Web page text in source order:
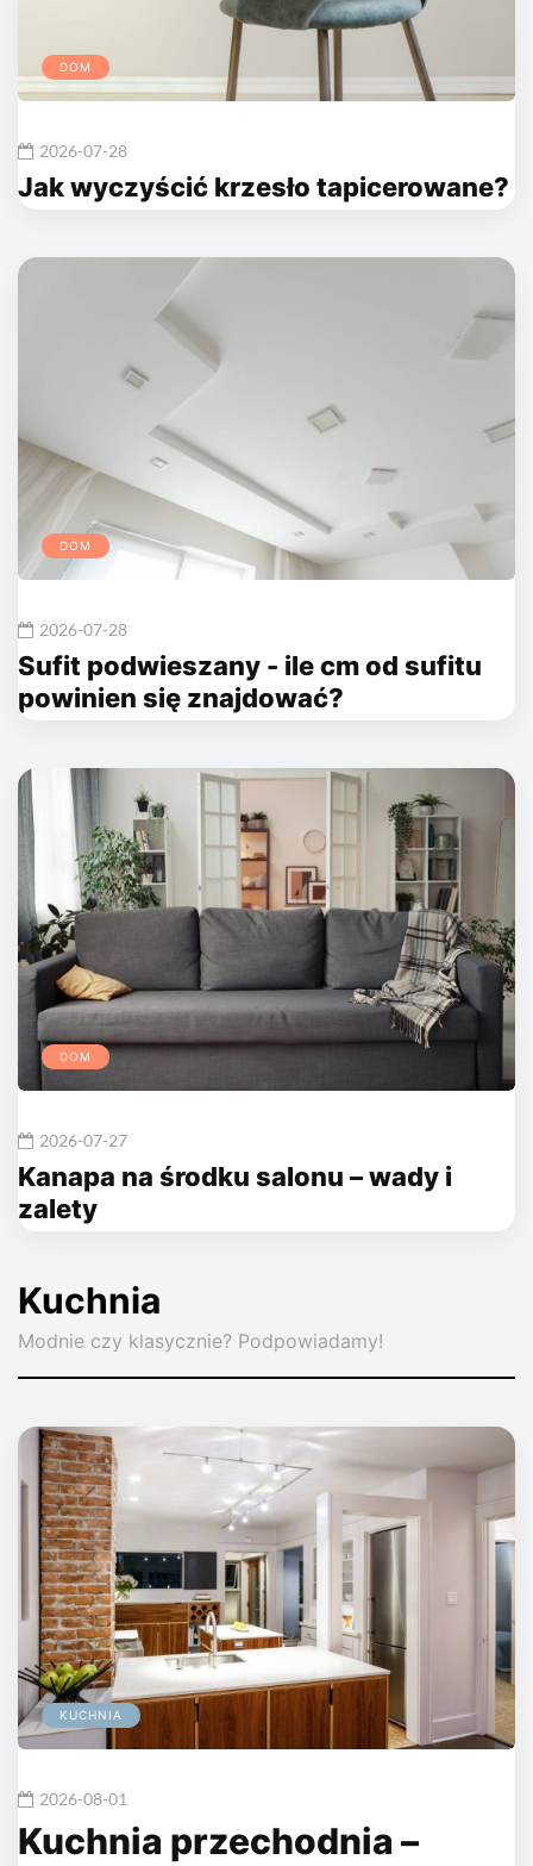
DOM
2026-07-28
Jak wyczyścić krzesło tapicerowane?
DOM
2026-07-28
Sufit podwieszany - ile cm od sufitu
powinien się znajdować?
DOM
2026-07-27
Kanapa na środku salonu – wady i
zalety
Kuchnia
Modnie czy klasycznie? Podpowiadamy!
KUCHNIA
2026-08-01
Kuchnia przechodnia –